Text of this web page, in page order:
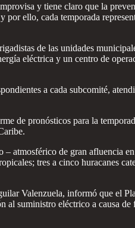
y tiene claro que la
ello, cada temporada
de las unidades
eléctrica y un centro de
a cada subcomité,
de pronósticos para la
atmosférico de gran afluencia
tres a cinco huracanes
Valenzuela, informó que el
suministro eléctrico a causa